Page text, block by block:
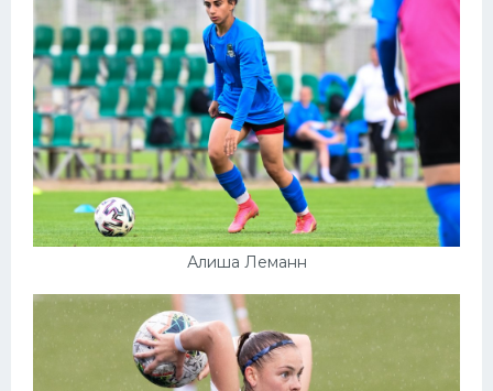
Алиша Леманн